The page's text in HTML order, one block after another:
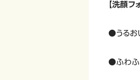
【洗顔フ
●うるお
●ふわふ